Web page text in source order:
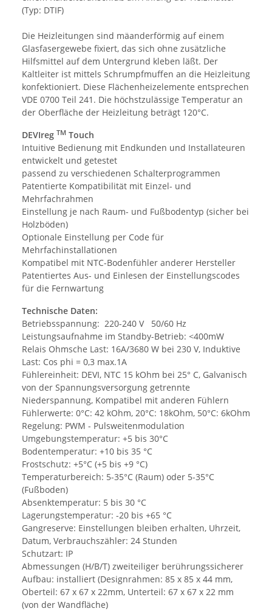
(Typ: DTIF)
Die Heizleitungen sind mäanderförmig auf einem
Glasfasergewebe fixiert, das sich ohne zusätzliche
Hilfsmittel auf dem Untergrund kleben läßt. Der
Kaltleiter ist mittels Schrumpfmuffen an die Heizleitung
konfektioniert. Diese Flächenheizelemente entsprechen
VDE 0700 Teil 241. Die höchstzulässige Temperatur an
der Oberfläche der Heizleitung beträgt 120°C.
DEVIreg TM Touch
Intuitive Bedienung mit Endkunden und Installateuren
entwickelt und getestet
passend zu verschiedenen Schalterprogrammen
Patentierte Kompatibilität mit Einzel- und
Mehrfachrahmen
Einstellung je nach Raum- und Fußbodentyp (sicher bei
Holzböden)
Optionale Einstellung per Code für
Mehrfachinstallationen
Kompatibel mit NTC-Bodenfühler anderer Hersteller
Patentiertes Aus- und Einlesen der Einstellungscodes
für die Fernwartung
Technische Daten:
Betriebsspannung: 220-240 V 50/60 Hz
Leistungsaufnahme im Standby-Betrieb: <400mW
Relais Ohmsche Last: 16A/3680 W bei 230 V, Induktive
Last: Cos phi = 0,3 max.1A
Fühlereinheit: DEVI, NTC 15 kOhm bei 25° C, Galvanisch
von der Spannungsversorgung getrennte
Niederspannung, Kompatibel mit anderen Fühlern
Fühlerwerte: 0°C: 42 kOhm, 20°C: 18kOhm, 50°C: 6kOhm
Regelung: PWM - Pulsweitenmodulation
Umgebungstemperatur: +5 bis 30°C
Bodentemperatur: +10 bis 35 °C
Frostschutz: +5°C (+5 bis +9 °C)
Temperaturbereich: 5-35°C (Raum) oder 5-35°C
(Fußboden)
Absenktemperatur: 5 bis 30 °C
Lagerungstemperatur: -20 bis +65 °C
Gangreserve: Einstellungen bleiben erhalten, Uhrzeit,
Datum, Verbrauchszähler: 24 Stunden
Schutzart: IP
Abmessungen (H/B/T) zweiteiliger berührungssicherer
Aufbau: installiert (Designrahmen: 85 x 85 x 44 mm,
Oberteil: 67 x 67 x 22mm, Unterteil: 67 x 67 x 22 mm
(von der Wandfläche)